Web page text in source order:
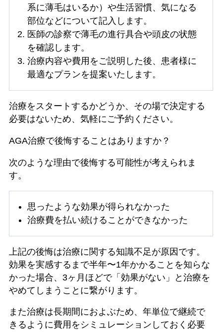
系に薄毛はいるか）や生活習慣、気になる
部位などについて記入します。
医師の診察で薄毛の進行具合や頭皮の状態
を確認します。
治療内容や費用をご説明した後、患者様に
最適なプランを提案いたします。
治療をスタートするかどうか、その場で決定する
必要はないため、気軽にご予約ください。
AGA治療で後悔することはありますか？
次のような理由で後悔する可能性が考えられま
す。
思ったような効果が得られなかった
治療費を払い続けることができなかった
上記の後悔は治療に関する知識不足が原因です。
効果を実感するまで半年〜1年かかることを知らな
かった場合、3ヶ月ほどで「効果がない」と治療を
やめてしまうことに繋がります。
また治療は長期間におよぶため、年単位で継続で
きるように費用をシミュレーションしておく必要